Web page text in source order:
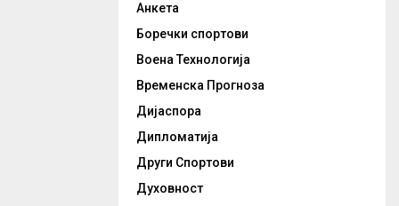
Анкета
Боречки спортови
Воена Технологија
Временска Прогноза
Дијаспора
Дипломатија
Други Спортови
Духовност